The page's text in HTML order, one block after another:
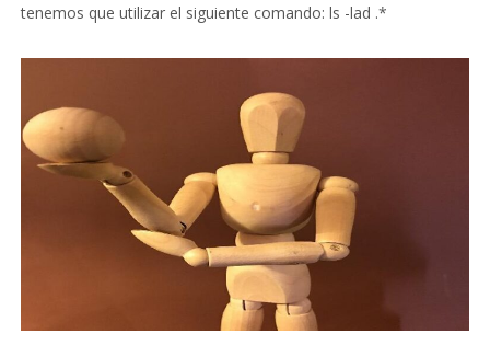
tenemos que utilizar el siguiente comando: ls -lad .*